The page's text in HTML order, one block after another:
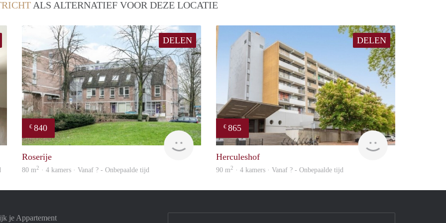
ALS ALTERNATIEF VOOR DEZE LOCATIE
DELEN
€ 840
rent
Roserije
80 m2 · 4 kamers · Vanaf ? - Onbepaalde tijd
DELEN
€ 865
finder
Herculeshof
90 m2 · 4 kamers · Vanaf ? - Onbepaalde tijd
je Appartement